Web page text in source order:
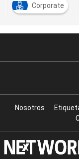
Corporate
Nosotros